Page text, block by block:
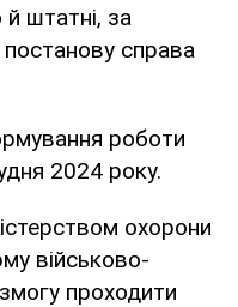
штатні, за
постанову справа
роботи
2024 року.
охорони
військово-
змогу проходити